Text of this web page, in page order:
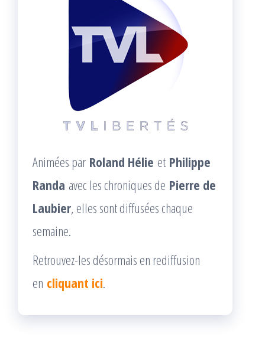
Animées par Roland Hélie et Philippe
Randa avec les chroniques de Pierre de
Laubier, elles sont diffusées chaque
semaine.
Retrouvez-les désormais en rediffusion
en cliquant ici.